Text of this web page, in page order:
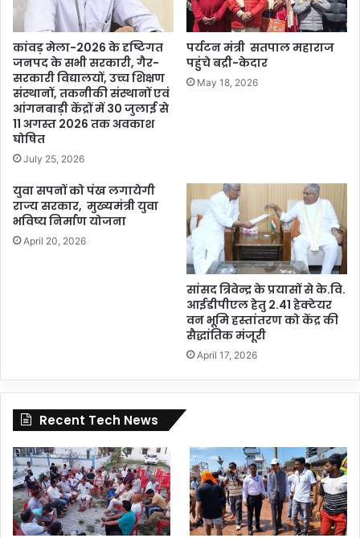
कांवड़ मेला-2026 के दृष्टिगत
जनपद के सभी सरकारी, गैर-
सरकारी विद्यालयों, उच्च शिक्षण
संस्थानों, तकनीकी संस्थानों एवं
आंगनबाड़ी केंद्रों में 30 जुलाई से
11 अगस्त 2026 तक अवकाश
घोषित
July 25, 2026
पर्यटन मंत्री सतपाल महाराज
पहुंचे बद्री-केदार
May 18, 2026
युवा सपनों को पंख लगायेगी
राज्य सरकार, मुख्यमंत्री युवा
भविष्य निर्माण योजना
April 20, 2026
सांसद त्रिवेन्द्र के प्रयासों से के.वि.
आईडीपीएल हेतु 2.41 हेक्टेयर
वन भूमि हस्तांतरण को केंद्र की
सैद्धांतिक मंजूरी
April 17, 2026
Recent Tech News